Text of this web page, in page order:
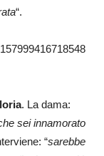
“.
. La dama:
sei innamorato
“sarebbe